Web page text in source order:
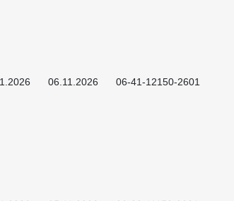
06.11.2026 06-41-12150-2601